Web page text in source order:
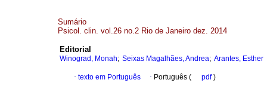
Sumário
Psicol. clin. vol.26 no.2 Rio de Janeiro dez. 2014
Editorial
Winograd, Monah; Seixas Magalhães, Andrea; Arantes, Esther
· texto em Português · Português ( pdf)